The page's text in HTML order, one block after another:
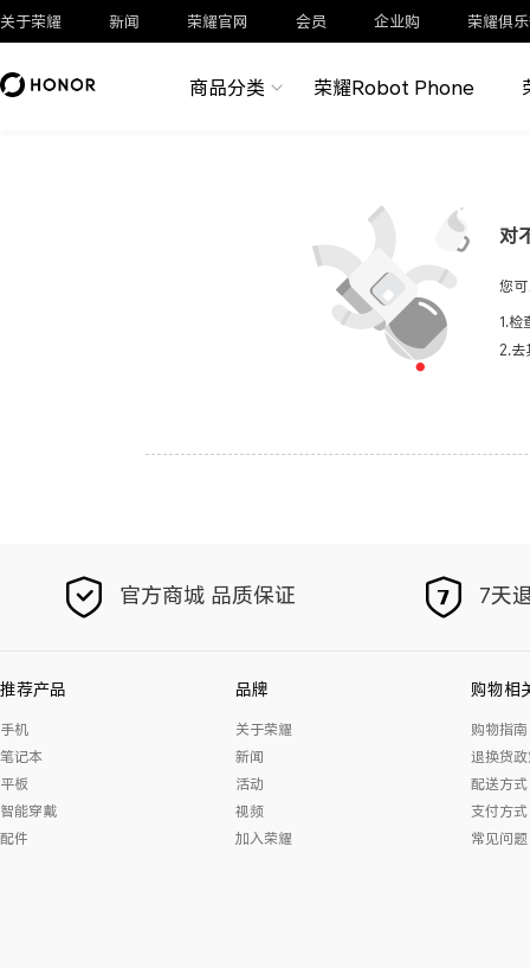
关于荣耀 新闻 荣耀官网 会员 企业购 荣耀俱
商品分类 荣耀Robot Phone
对
您
1.检
2.去
官方商城 品质保证 7天
推荐产品
手机
笔记本
平板
智能穿戴
配件
品牌
关于荣耀
新闻
活动
视频
加入荣耀
购物相
购物指南
退换货
配送方式
支付方式
常见问题